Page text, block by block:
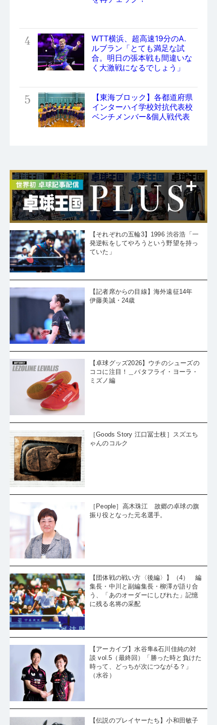
4
WTT横浜、超高速19分のA.
ルブラン「とても満足な試
合。明日の張本戦も間違いな
く大激戦になるでしょう」
5
【東海ブロック】各都道府県
インターハイ学校対抗代表校
ベンチメンバー&個人戦代表
【それぞれの五輪3】1996 渋谷浩「一
発逆転をしてやろうという野望を持っ
ていた」
【記者席からの目線】海外遠征14年
伊藤美誠・24歳
【卓球グッズ2026】ウチのシューズの
ココに注目！＿バタフライ・ヨーラ・
ミズノ編
［Goods Story 江口冨士枝］スズエち
ゃんのコルク
［People］高木珠江 故郷の卓球の旗
振り役となった元名選手。
【団体戦の戦い方〈後編〉】（4） 編
集長・中川と副編集長・柳澤が語り合
う、「あのオーダーにしびれた」記憶
に残る名将の采配
【アーカイブ】水谷隼&石川佳純の対
談 vol.5（最終回）「勝った時と負けた
時って、どっちが次につながる？」
（水谷）
【伝説のプレイヤーたち】小和田敏子